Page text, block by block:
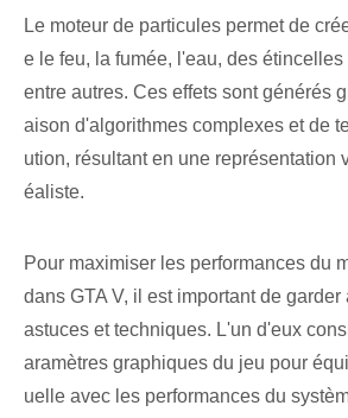
Le moteur de particules permet de
e le feu, la fumée, l'eau, des
entre autres. Ces effets sont générés
aison d'algorithmes complexes et de
ution, résultant en une représentation
éaliste.
Pour maximiser les performances du
dans GTA V, il est important de
astuces et techniques. L'un d'eux
aramètres graphiques du jeu pour
uelle avec les performances du